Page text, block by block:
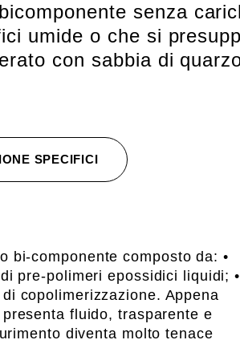
senza
umide o che si
con sabbia di
SPECIFICI
bi-componente composto da: •
pre-polimeri epossidici liquidi; •
copolimerizzazione. Appena
fluido, trasparente e
diventa molto tenace